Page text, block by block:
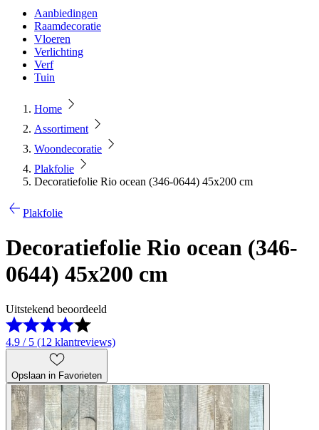
Aanbiedingen
Raamdecoratie
Vloeren
Verlichting
Verf
Tuin
Home
Assortiment
Woondecoratie
Plakfolie
Decoratiefolie Rio ocean (346-0644) 45x200 cm
Plakfolie
Decoratiefolie Rio ocean (346-
0644) 45x200 cm
Uitstekend beoordeeld
4.9 / 5 (12 klantreviews)
Opslaan in Favorieten